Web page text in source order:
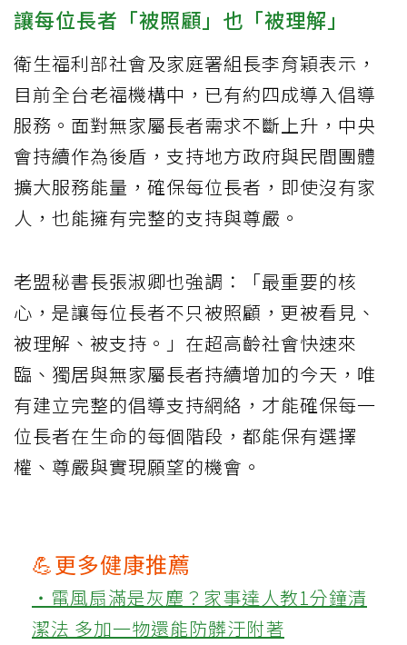
讓每位長者「被照顧」也「被理解」
衛生福利部社會及家庭署組長李育穎表示，
目前全台老福機構中，已有約四成導入倡導
服務。面對無家屬長者需求不斷上升，中央
會持續作為後盾，支持地方政府與民間團體
擴大服務能量，確保每位長者，即使沒有家
人，也能擁有完整的支持與尊嚴。
老盟秘書長張淑卿也強調：「最重要的核
心，是讓每位長者不只被照顧，更被看見、
被理解、被支持。」在超高齡社會快速來
臨、獨居與無家屬長者持續增加的今天，唯
有建立完整的倡導支持網絡，才能確保每一
位長者在生命的每個階段，都能保有選擇
權、尊嚴與實現願望的機會。
💪更多健康推薦
‧電風扇滿是灰塵？家事達人教1分鐘清
潔法 多加一物還能防髒汙附著